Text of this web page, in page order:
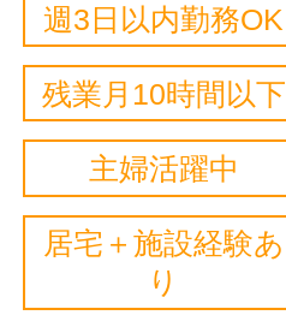
週3日以内勤務OK
残業月10時間以下
主婦活躍中
居宅＋施設経験あ
り